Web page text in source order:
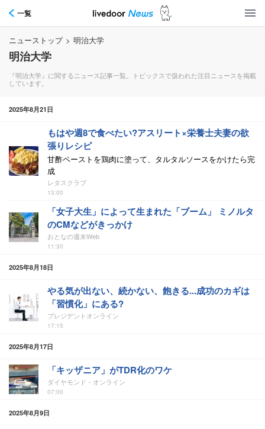
一覧
ニューストップ > 明治大学
明治大学
『明治大学』に関するニュース記事一覧。トピックスで扱われた注目ニュースを掲載
しています。
2025年8月21日
もはや週8で食べたい?アスリート×栄養士夫妻の欲
張りレシピ
甘酢ペーストを鶏肉に塗って、タルタルソースをかけたら完
成
レタスクラブ
13:00
「女子大生」によって生まれた「ブーム」 ミノルタ
のCMなどがきっかけ
おとなの週末Web
11:30
2025年8月18日
やる気が出ない、続かない、飽きる...成功のカギは
「習慣化」にある?
プレジデントオンライン
17:15
2025年8月17日
「キッザニア」がTDR化のワケ
ダイヤモンド・オンライン
07:00
2025年8月9日